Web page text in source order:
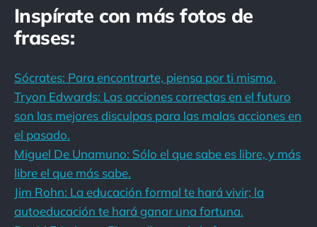
Inspírate con más fotos de
frases:
Sócrates: Para encontrarte, piensa por ti mismo.
Tryon Edwards: Las acciones correctas en el futuro
son las mejores disculpas para las malas acciones en
el pasado.
Miguel De Unamuno: Sólo el que sabe es libre, y más
libre el que más sabe.
Jim Rohn: La educación formal te hará vivir; la
autoeducación te hará ganar una fortuna.